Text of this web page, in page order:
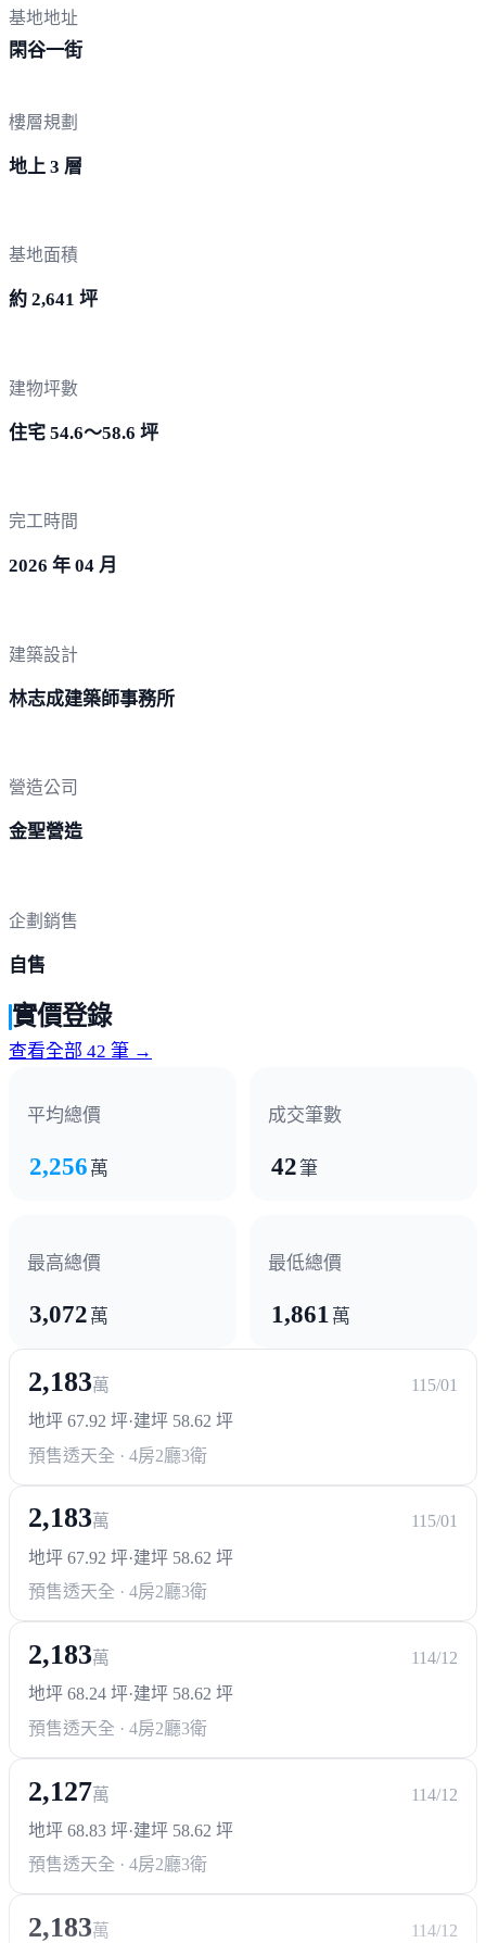
基地地址
閑谷一街
樓層規劃
地上 3 層
基地面積
約 2,641 坪
建物坪數
住宅 54.6～58.6 坪
完工時間
2026 年 04 月
建築設計
林志成建築師事務所
營造公司
金聖營造
企劃銷售
自售
實價登錄
查看全部 42 筆 →
平均總價
2,256 萬
成交筆數
42筆
最高總價
3,072 萬
最低總價
1,861 萬
2,183萬
115/01
地坪 67.92 坪·建坪 58.62 坪
預售透天全 · 4房2廳3衛
2,183萬
115/01
地坪 67.92 坪·建坪 58.62 坪
預售透天全 · 4房2廳3衛
2,183萬
114/12
地坪 68.24 坪·建坪 58.62 坪
預售透天全 · 4房2廳3衛
2,127萬
114/12
地坪 68.83 坪·建坪 58.62 坪
預售透天全 · 4房2廳3衛
2,183萬 114/12